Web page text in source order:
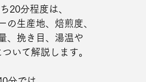
20分程度は、
生産地、焙煎度、
、挽き目、湯温や
いて解説します。